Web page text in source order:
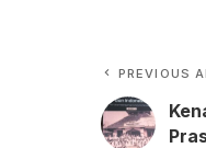
PREVIOUS